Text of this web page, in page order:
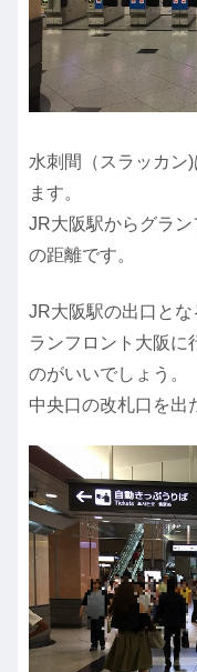
水刺間（スラッカン
ます。
JR大阪駅からグラ
の距離です。
JR大阪駅の出口と
ランフロント大阪に
のがいいでしょう。
中央口の改札口を出